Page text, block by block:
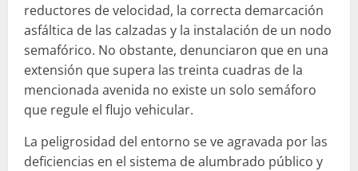
reductores de velocidad, la correcta demarcación
asfáltica de las calzadas y la instalación de un nodo
semafórico. No obstante, denunciaron que en una
extensión que supera las treinta cuadras de la
mencionada avenida no existe un solo semáforo
que regule el flujo vehicular.
La peligrosidad del entorno se ve agravada por las
deficiencias en el sistema de alumbrado público y